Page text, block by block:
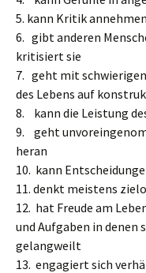
5. kann Kritik annehmen
6. gibt anderen
kritisiert sie
7. geht mit
des Lebens auf
8. kann die Leistung
9. geht
heran
10. kann
11. denkt meistens
12. hat Freude am
und Aufgaben in
gelangweilt
13. engagiert sich